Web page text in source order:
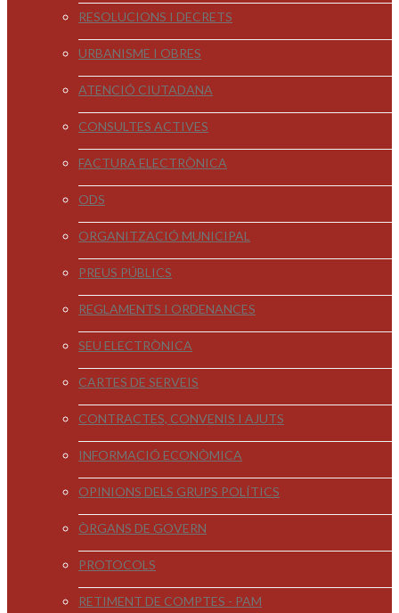
RESOLUCIONS I DECRETS
URBANISME I OBRES
ATENCIÓ CIUTADANA
CONSULTES ACTIVES
FACTURA ELECTRÒNICA
ODS
ORGANITZACIÓ MUNICIPAL
PREUS PÚBLICS
REGLAMENTS I ORDENANCES
SEU ELECTRÒNICA
CARTES DE SERVEIS
CONTRACTES, CONVENIS I AJUTS
INFORMACIÓ ECONÒMICA
OPINIONS DELS GRUPS POLÍTICS
ÒRGANS DE GOVERN
PROTOCOLS
RETIMENT DE COMPTES - PAM